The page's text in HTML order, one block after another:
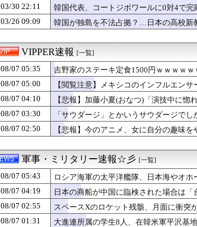
「サウダージ」とかいうサウダージでしか聞いたこと
20歳・石田悠佳、透明感あふれるグラビア 『
【画像】5億円を目の前にした吉岡里帆の顔ｗｗｗｗｗ
焼肉屋で食う冷麺←うまままままままま
【衝撃】元V6三宅健さんが気になる「一段落」の読
【画像】 こんなだらしない体型の女子が好きなやつい
【悲報】格安ピンサロ行ってきたらｗｗｗｗｗｗｗｗ
恋愛相談してくる職場の後輩(♀)に、勝手に不倫相手
ラブホあるあるWVW
【悲報】共同通信、ガチで逝く・・・・・・
【悲報】女優・南沙良さん（24）「私は陰キャ。人と
【地獄の予感】気団先輩との二人飲み…幸せ気分が一
米穀商社の木徳神糧、4-6月期経常利益が前年同期比
【画像】ダンス部さん、公式SNSで部員のエ○チな動
【悲報】ワイ、上司、新入社員がスタバでパソコンや
夫さん、妻に「天井のシミ数えてれば終わるでな」
【天文】「系外衛星」を史上初めて発見か--しかし「
【ラブライブ！】BLｺｽﾞｶﾎ…？🐉【蓮ノ空】
【朗報】プチプチで有名な川上産業、社名を「プチプ
03/30 22:11
韓国代表、コートジボワールに0対4で完
03/26 09:09
韓国が独島を不法占拠？…日本の高校新
VIPPER速報 [一覧]
08/07 05:35
吉野家のステーキ定食1500円ｗｗｗｗ
08/07 05:00
【閲覧注意】メキシコのインフルエン
08/07 04:10
【悲報】加藤小夏(おなつ)「演技中に惚
08/07 03:30
「サウダージ」とかいうサウダージで
08/07 02:50
【悲報】今のアニメ、女に自分の趣味
軍事・ミリタリー速報☆彡 [一覧]
08/07 05:43
ロシア海軍の太平洋艦隊、日本海やオ
08/07 04:19
日本の商船が中国に臨検された場合は「
08/07 02:55
スペースXのロケット残骸、月面に衝突
08/07 01:31
大進連所属の学生8人、在韓米軍平沢基